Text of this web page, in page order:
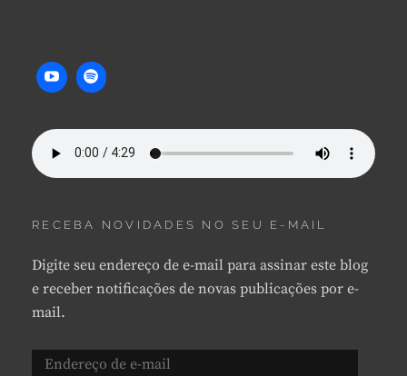
RECEBA NOVIDADES NO SEU E-MAIL
Digite seu endereço de e-mail para assinar este blog
e receber notificações de novas publicações por e-
mail.
Endereço